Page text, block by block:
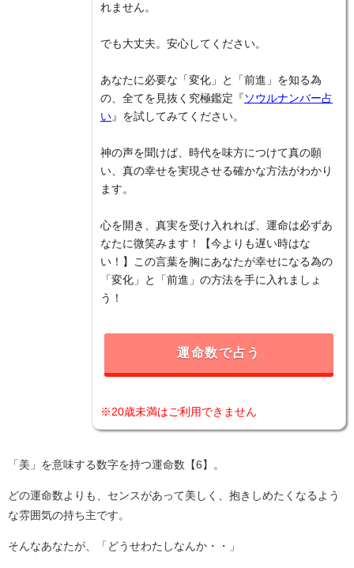
れません。
でも大丈夫。安心してください。
あなたに必要な「変化」と「前進」を知る為
の、全てを見抜く究極鑑定『 ソウルナンバー占
い 』を試してみてください。
神の声を聞けば、時代を味方につけて真の願
い、真の幸せを実現させる確かな方法がわかり
ます。
心を開き、真実を受け入れれば、運命は必ずあ
なたに微笑みます！【今よりも遅い時はな
い！】この言葉を胸にあなたが幸せになる為の
「変化」と「前進」の方法を手に入れましょ
う！
運命数で占う
※20歳未満はご利用できません
「美」を意味する数字を持つ運命数【6】。
どの運命数よりも、センスがあって美しく、抱きしめたくなるよう
な雰囲気の持ち主です。
そんなあなたが、「どうせわたしなんか・・」